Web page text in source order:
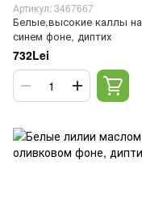
Артикул: 3467667
Белые,высокие каллы на
синем фоне, диптих
732Lei